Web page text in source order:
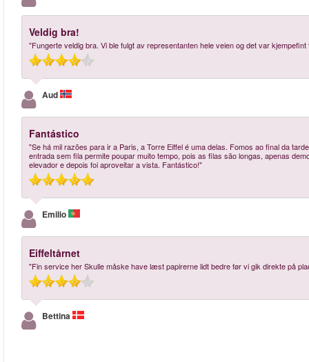
Veldig bra!
"Fungerte veldig bra. Vi ble fulgt av representanten hele veien og det var
Aud
Fantástico
"Se há mil razões para ir a Paris, a Torre Eiffel é uma delas. Fomos ao final da
entrada sem fila permite poupar muito tempo, pois as filas são longas, apenas
elevador e depois foi aproveitar a vista. Fantástico!"
Emilio
Eiffeltårnet
"Fin service her Skulle måske have læst papirerne lidt bedre før vi gik direkte på
Bettina